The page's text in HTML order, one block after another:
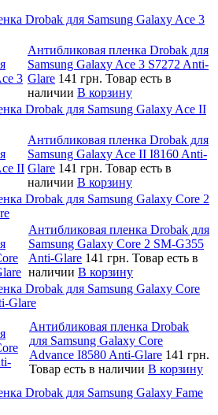
Drobak для Samsung Galaxy Ace 3
Антибликовая пленка Drobak для
Samsung Galaxy Ace 3 S7272 Anti-
Glare 141 грн. Товар есть в
наличии В корзину
Drobak для Samsung Galaxy Ace II
Антибликовая пленка Drobak для
Samsung Galaxy Ace II I8160 Anti-
Glare 141 грн. Товар есть в
наличии В корзину
Drobak для Samsung Galaxy Core 2
Антибликовая пленка Drobak для
Samsung Galaxy Core 2 SM-G355
Anti-Glare 141 грн. Товар есть в
наличии В корзину
Drobak для Samsung Galaxy Core
Glare
Антибликовая пленка Drobak
для Samsung Galaxy Core
Advance I8580 Anti-Glare 141 грн.
Товар есть в наличии В корзину
Drobak для Samsung Galaxy Fame